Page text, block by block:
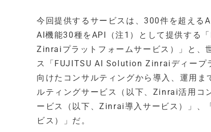
今回提供するサービスは、300件を超える
AI機能30種をAPI（注1）として提供する
Zinraiプラットフォームサービス）」と、
ス「FUJITSU AI Solution Zinraiディープ
向けたコンサルティングから導入、運用
ルティングサービス（以下、Zinrai活用
ービス（以下、Zinrai導入サービス）」
ビス）」だ。